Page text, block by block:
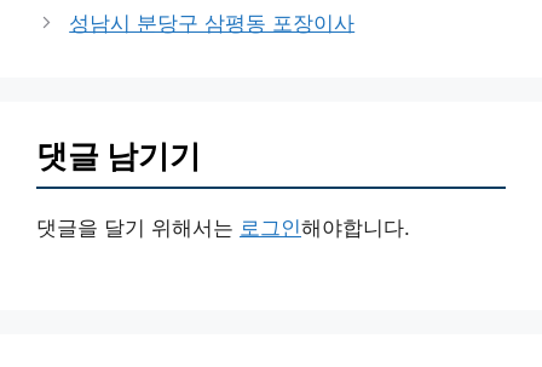
성남시 분당구 삼평동 포장이사
댓글 남기기
댓글을 달기 위해서는 로그인해야합니다.